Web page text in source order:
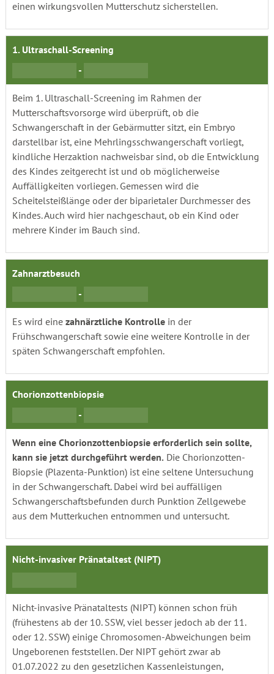
einen wirkungsvollen Mutterschutz sicherstellen.
1. Ultraschall-Screening
-
Beim 1. Ultraschall-Screening im Rahmen der
Mutterschaftsvorsorge wird überprüft, ob die
Schwangerschaft in der Gebärmutter sitzt, ein Embryo
darstellbar ist, eine Mehrlingsschwangerschaft vorliegt,
kindliche Herzaktion nachweisbar sind, ob die Entwicklung
des Kindes zeitgerecht ist und ob möglicherweise
Auffälligkeiten vorliegen. Gemessen wird die
Scheitelsteißlänge oder der biparietaler Durchmesser des
Kindes. Auch wird hier nachgeschaut, ob ein Kind oder
mehrere Kinder im Bauch sind.
Zahnarztbesuch
-
Es wird eine zahnärztliche Kontrollein der
Frühschwangerschaft sowie eine weitere Kontrolle in der
späten Schwangerschaft empfohlen.
Chorionzottenbiopsie
-
Wenn eine Chorionzottenbiopsie erforderlich sein sollte,
kann sie jetzt durchgeführt werden. Die Chorionzotten-
Biopsie (Plazenta-Punktion) ist eine seltene Untersuchung
in der Schwangerschaft. Dabei wird bei auffälligen
Schwangerschaftsbefunden durch Punktion Zellgewebe
aus dem Mutterkuchen entnommen und untersucht.
Nicht-invasiver Pränataltest (NIPT)
Nicht-invasive Pränataltests (NIPT) können schon früh
(frühestens ab der 10. SSW, viel besser jedoch ab der 11.
oder 12. SSW) einige Chromosomen-Abweichungen beim
Ungeborenen feststellen. Der NIPT gehört zwar ab
01.07.2022 zu den gesetzlichen Kassenleistungen,